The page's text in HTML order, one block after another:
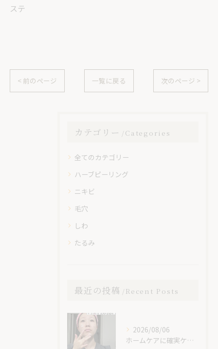
ステ
< 前のページ 一覧に戻る 次のページ >
カテゴリー Categories
全てのカテゴリー
ハーブピーリング
ニキビ
毛穴
しわ
たるみ
最近の投稿 Recent Posts
2026/08/06
ホームケアに確実ケアを入れてみて😊✨